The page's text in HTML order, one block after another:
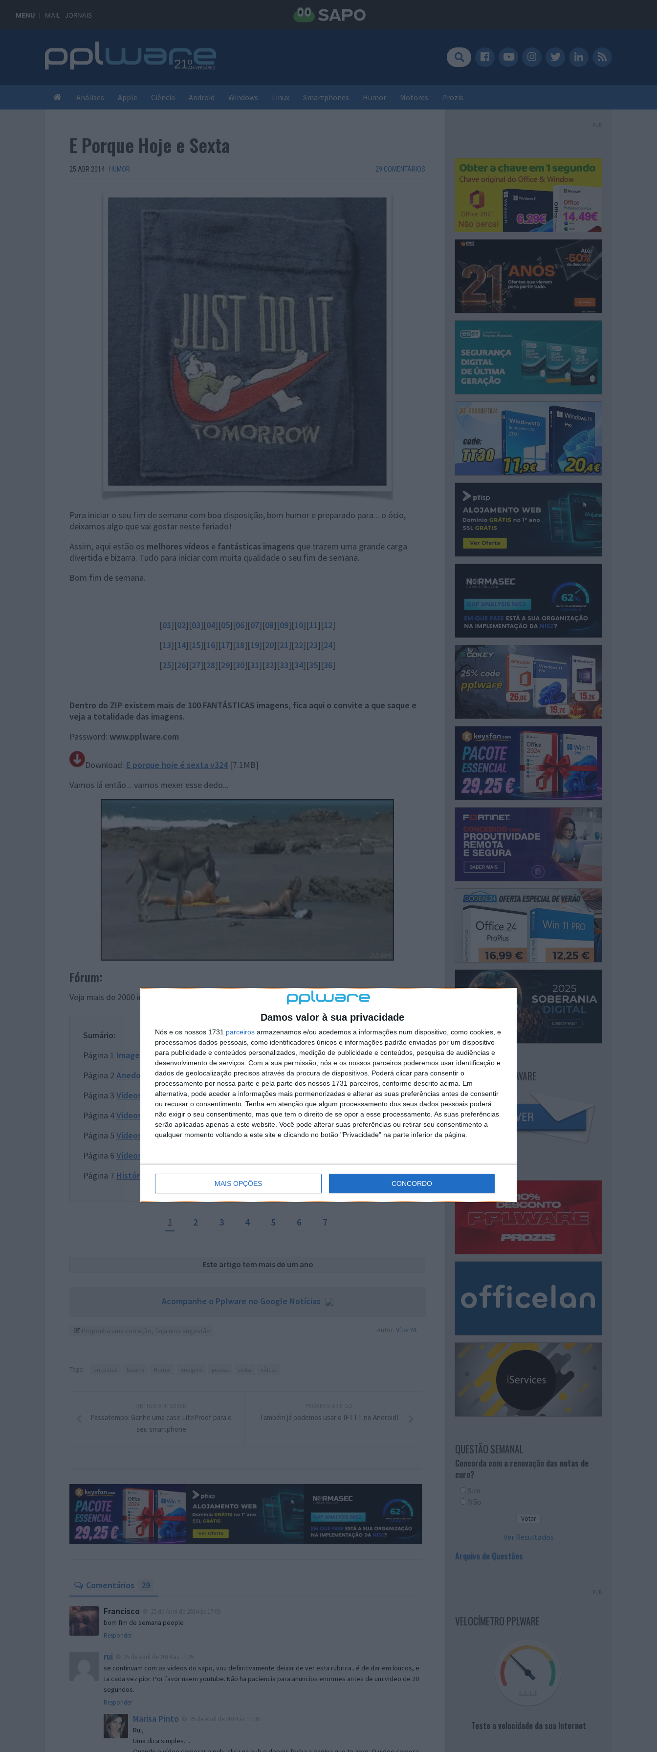
Damos valor à sua privacidade
Nós e os nossos 1731 parceiros armazenamos e/ou acedemos a informações num dispositivo, como cookies, e
processamos dados pessoais, como identificadores únicos e informações padrão enviadas por um dispositivo
para publicidade e conteúdos personalizados, medição de publicidade e conteúdos, pesquisa de audiências e
desenvolvimento de serviços. Com a sua permissão, nós e os nossos parceiros poderemos usar identificação e
dados de geolocalização precisos através da procura de dispositivos. Poderá clicar para consentir o
processamento por nossa parte e pela parte dos nossos 1731 parceiros, conforme descrito acima. Em
alternativa, pode aceder a informações mais pormenorizadas e alterar as suas preferências antes de consentir
ou recusar o consentimento. Tenha em atenção que algum processamento dos seus dados pessoais poderá
não exigir o seu consentimento, mas que tem o direito de se opor a esse processamento. As suas preferências
serão aplicadas apenas a este website. Você pode alterar suas preferências ou retirar seu consentimento a
qualquer momento voltando a este site e clicando no botão "Privacidade" na parte inferior da página.
MAIS OPÇÕES CONCORDO
MENU MAIL JORNAIS
Análises Apple Ciência Android Windows Linux Smartphones Humor Motores Prozis
E Porque Hoje e Sexta
25 ABR 2014 · HUMOR 29 COMENTÁRIOS
Para iniciar o seu fim de semana com boa disposição, bom humor e preparado para... o ócio,
deixamos algo que vai gostar neste feriado!
Assim, aqui estão os melhores vídeos e fantásticas imagens que trazem uma grande carga
divertida e bizarra. Tudo para iniciar com muita qualidade o seu fim de semana.
Bom fim de semana.
[01][02][03][04][05][06][07][08][09][10][11][12]
[13][14][15][16][17][18][19][20][21][22][23][24]
[25][26][27][28][29][30][31][32][33][34][35][36]
Dentro do ZIP existem mais de 100 FANTÁSTICAS imagens, fica aqui o convite a que saque e
veja a totalidade das imagens.
Password: www.pplware.com
Download: E porque hoje é sexta v324 [7.1MB]
Vamos lá então... vamos mexer esse dedo...
Fórum:
Veja mais de 2000 imagens divertidas
Sumário:
Página 1 Imagens
Página 2 Anedotas
Página 3 Vídeos 1
Página 4Vídeos 2
Página 5Vídeos 3
Página 6Vídeos 4
Página 7 História da semana
1 2 3 4 5 6 7
Este artigo tem mais de um ano
Acompanhe o Pplware no Google Notícias
Autor: Vítor M.
Tags:
Também já podemos usar o IFTTT no Android!
Passatempo: Ganhe uma case LifeProof para o
seu smartphone
Comentários 29
Francisco
bom fim de semana people
Responder
rui
se continuam com os videos do sapo, vou definitivamente deixar de ver esta rubrica.. é de dar em loucos, e
ta cada vez pior. Por favor usem youtube. Não ha paciencia para anuncios enormes antes de um video de 20
segundos.
Responder
Marisa Pinto
Rui,
Uma dica simples…
PUB
NEWSLETTER PPLWARE
QUESTÃO SEMANAL
Concorda com a renovação das notas de
euro?
Sim
Não
Ver Resultados
Arquivo de Questões
PUB
VELOCÍMETRO PPLWARE
Teste a velocidade da sua Internet